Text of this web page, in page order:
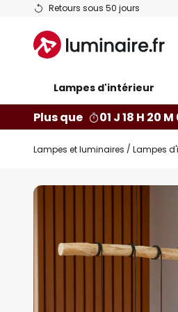
Retours sous 50 jours
Allez
contenu
Lampes d'intérieur
Plus que 01 J 18 H 20 M
Lampes et luminaires Lampes
Skip